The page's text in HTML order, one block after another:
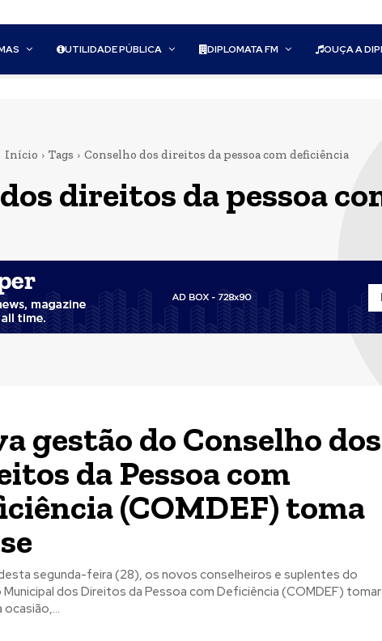
UTILIDADE PÚBLICA DIPLOMATA FM OUÇA A
Início Tags Conselho dos direitos da pessoa com deficiência
direitos da pessoa
gestão do Conselho dos
da Pessoa com
(COMDEF) toma
segunda-feira (28), os novos conselheiros e suplentes do
dos Direitos da Pessoa com Deficiência (COMDEF)
ocasião,...